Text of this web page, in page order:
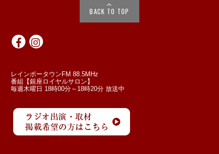
BACK TO TOP
レインボータウンFM 88.5MHz
番組【銀座ロイヤルサロン】
毎週木曜日 18時00分～18時20分 放送中